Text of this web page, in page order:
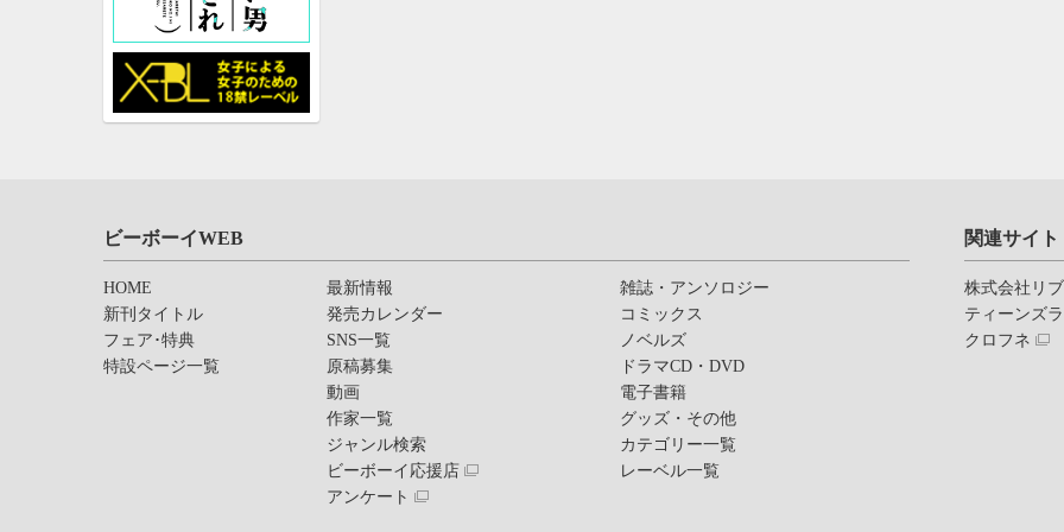
ビーボーイWEB
HOME
新刊タイトル
フェア･特典
特設ページ一覧
最新情報
発売カレンダー
SNS一覧
原稿募集
動画
作家一覧
ジャンル検索
ビーボーイ応援店
アンケート
雑誌・アンソロジー
コミックス
ノベルズ
ドラマCD・DVD
電子書籍
グッズ・その他
カテゴリー一覧
レーベル一覧
関連サイト
株式会社リ
ティーンズ
クロフネ